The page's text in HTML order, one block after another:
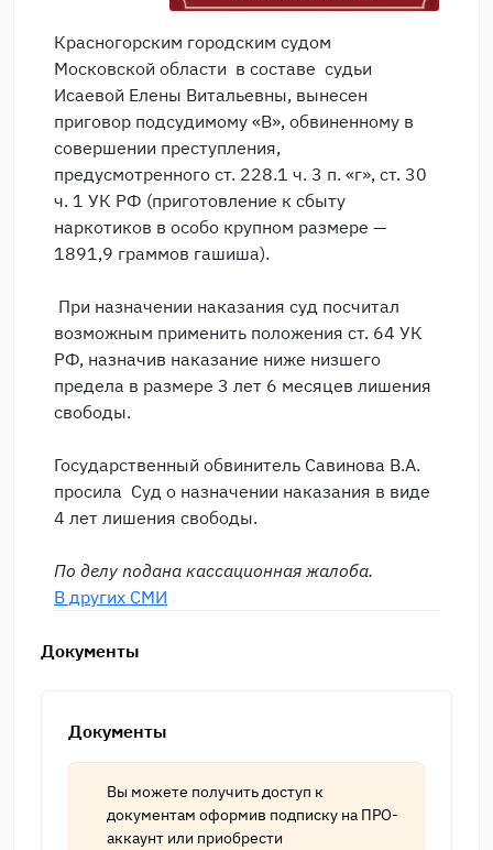
Красногорским городским судом
Московской области в составе судьи
Исаевой Елены Витальевны, вынесен
приговор подсудимому «В», обвиненному в
совершении преступления,
предусмотренного ст. 228.1 ч. 3 п. «г», ст. 30
ч. 1 УК РФ (приготовление к сбыту
наркотиков в особо крупном размере —
1891,9 граммов гашиша).
При назначении наказания суд посчитал
возможным применить положения ст. 64 УК
РФ, назначив наказание ниже низшего
предела в размере 3 лет 6 месяцев лишения
свободы.
Государственный обвинитель Савинова В.А.
просила Суд о назначении наказания в виде
4 лет лишения свободы.
По делу подана кассационная жалоба.
В других СМИ
Документы
Документы
Вы можете получить доступ к
документам оформив подписку на ПРО-
аккаунт или приобрести